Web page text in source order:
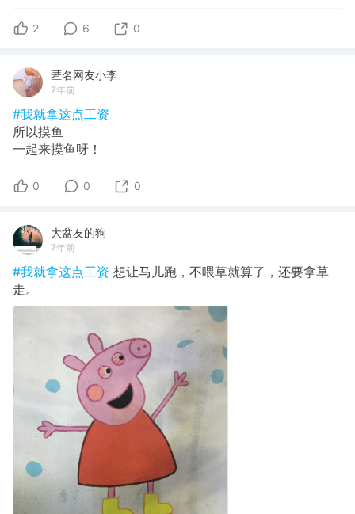
2 6 0
匿名网友小李
7年前
#我就拿这点工资
所以摸鱼
一起来摸鱼呀！
0 0 0
大盆友的狗
7年前
#我就拿这点工资 想让马儿跑，不喂草就算了，还要拿草
走。